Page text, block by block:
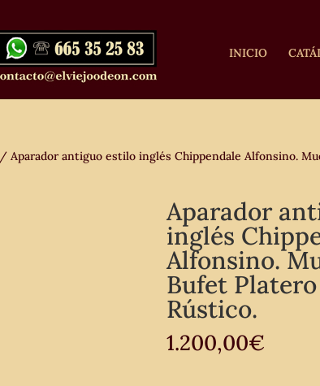
INICIO
/ Aparador antiguo estilo inglés Chippendale Alfonsino.
Aparador
inglés
Alfonsino.
Bufet
Rústico.
1.200,00€